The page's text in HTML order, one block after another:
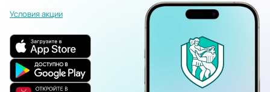
Условия акции